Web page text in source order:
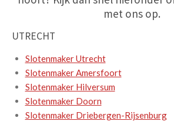
met ons op.
UTRECHT
Slotenmaker Utrecht
Slotenmaker Amersfoort
Slotenmaker Hilversum
Slotenmaker Doorn
Slotenmaker Driebergen-Rijsenburg